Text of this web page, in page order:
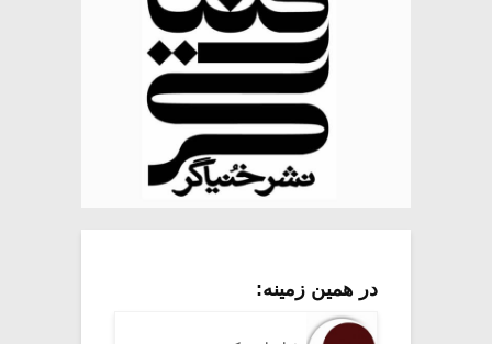
در همین زمینه: